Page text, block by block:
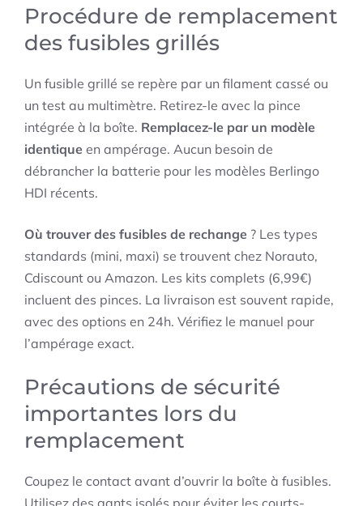
Procédure de remplacement
des fusibles grillés
Un fusible grillé se repère par un filament cassé ou
un test au multimètre. Retirez-le avec la pince
intégrée à la boîte. Remplacez-le par un modèle
identique en ampérage. Aucun besoin de
débrancher la batterie pour les modèles Berlingo
HDI récents.
Où trouver des fusibles de rechange ? Les types
standards (mini, maxi) se trouvent chez Norauto,
Cdiscount ou Amazon. Les kits complets (6,99€)
incluent des pinces. La livraison est souvent rapide,
avec des options en 24h. Vérifiez le manuel pour
l’ampérage exact.
Précautions de sécurité
importantes lors du
remplacement
Coupez le contact avant d’ouvrir la boîte à fusibles.